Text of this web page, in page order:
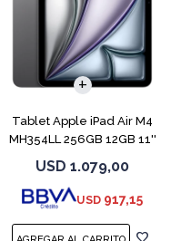
Tablet Apple iPad Air M4
MH354LL 256GB 12GB 11''
USD 1.079,00
USD 917,15